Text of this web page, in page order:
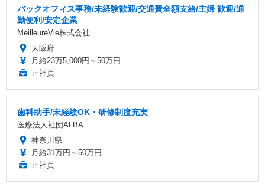
バックオフィス事務/未経験歓迎/交通費全額支給/主婦 歓迎/通
勤便利/安定企業
MeilleureVie株式会社
大阪府
月給23万5,000円～50万円
正社員
歯科助手/未経験OK・研修制度充実
医療法人社団ALBA
神奈川県
月給31万円～50万円
正社員